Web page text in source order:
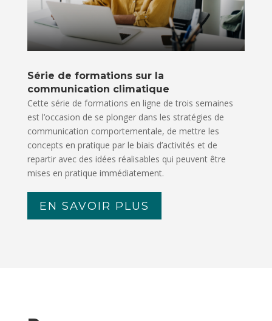
Série de formations sur la
communication climatique
Cette série de formations en ligne de trois semaines
est l’occasion de se plonger dans les stratégies de
communication comportementale, de mettre les
concepts en pratique par le biais d’activités et de
repartir avec des idées réalisables qui peuvent être
mises en pratique immédiatement.
EN SAVOIR PLUS